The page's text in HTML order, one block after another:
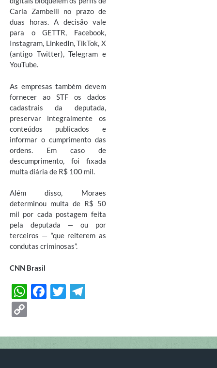
Carla Zambelli no prazo de
duas horas. A decisão vale
para o GETTR, Facebook,
Instagram, LinkedIn, TikTok, X
(antigo Twitter), Telegram e
YouTube.
As empresas também devem
fornecer ao STF os dados
cadastrais da deputada,
preservar integralmente os
conteúdos publicados e
informar o cumprimento das
ordens. Em caso de
descumprimento, foi fixada
multa diária de R$ 100 mil.
Além disso, Moraes
determinou multa de R$ 50
mil por cada postagem feita
pela deputada — ou por
terceiros — “que reiterem as
condutas criminosas”.
CNN Brasil
W
s
A
F
b
o
T
er gr
a
p